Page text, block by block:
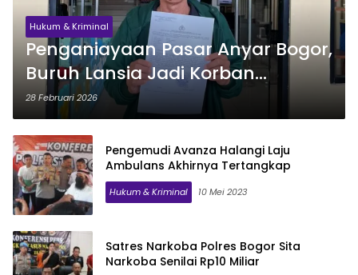
Hukum & Kriminal
Penganiayaan Pasar Anyar Bogor,
Buruh Lansia Jadi Korban
Pemukulan
28 Februari 2026
Pengemudi Avanza Halangi Laju
Ambulans Akhirnya Tertangkap
Hukum & Kriminal 10 Mei 2023
Satres Narkoba Polres Bogor Sita
Narkoba Senilai Rp10 Miliar